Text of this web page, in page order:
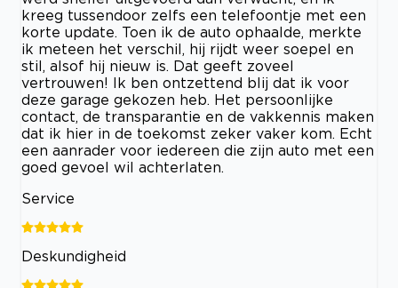
kreeg tussendoor zelfs een telefoontje met een
korte update. Toen ik de auto ophaalde, merkte
ik meteen het verschil, hij rijdt weer soepel en
stil, alsof hij nieuw is. Dat geeft zoveel
vertrouwen! Ik ben ontzettend blij dat ik voor
deze garage gekozen heb. Het persoonlijke
contact, de transparantie en de vakkennis maken
dat ik hier in de toekomst zeker vaker kom. Echt
een aanrader voor iedereen die zijn auto met een
goed gevoel wil achterlaten.
Service
Deskundigheid